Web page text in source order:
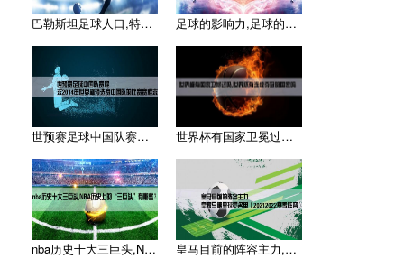
巴勒斯坦足球人口,特谢拉归化可能会被暂停，他是不是要得太多了 足球的影响力,足球的影响力有多大？
世预赛足球中国队赛程,求2014年世界杯预选赛中国队的比赛赛 世界杯有国家卫冕过吗,世界杯有连续夺冠的国家吗
nba历史十大三巨头,NBA历史上的“三巨头”有哪些？ 皇马目前的阵容主力,皇家马德里球员名单（20212022赛季